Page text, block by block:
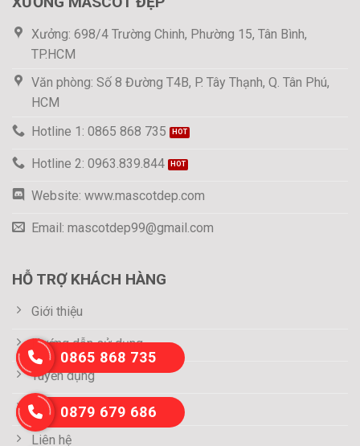
Xưởng: 698/4 Trường Chinh, Phường 15, Tân Bình,
TP.HCM
Văn phòng: Số 8 Đường T4B, P. Tây Thạnh, Q. Tân Phú,
HCM
Hotline 1: 0865 868 735
Hotline 2: 0963.839.844
Website: www.mascotdep.com
Email: mascotdep99@gmail.com
HỖ TRỢ KHÁCH HÀNG
Giới thiệu
Hướng dẫn sử dụng
Tuyển dụng
Thông tin thanh toán
Liên hệ
0865 868 735
0879 679 686